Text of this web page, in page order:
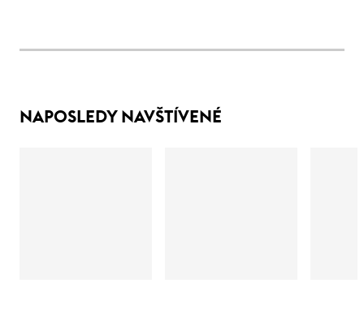
NAPOSLEDY NAVŠTÍVENÉ